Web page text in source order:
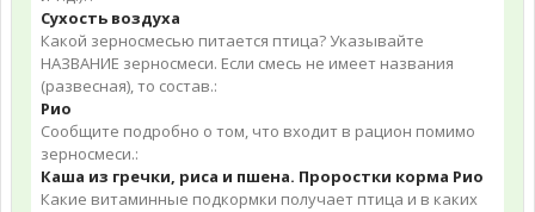
Сухость воздуха
Какой зерносмесью питается птица? Указывайте
НАЗВАНИЕ зерносмеси. Если смесь не имеет названия
(развесная), то состав.:
Рио
Сообщите подробно о том, что входит в рацион помимо
зерносмеси.:
Каша из гречки, риса и пшена. Проростки корма Рио
Какие витаминные подкормки получает птица и в каких